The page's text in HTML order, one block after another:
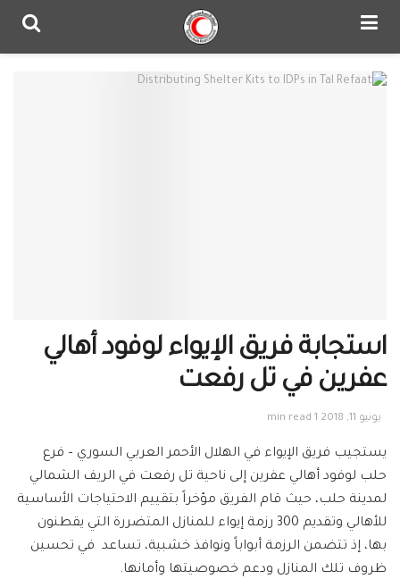
استجابة فريق الإيواء لوفود أهالي
عفرين في تل رفعت
يونيو 11, 2018 1 min read
يستجيب فريق الإيواء في الهلال الأحمر العربي السوري – فرع
حلب لوفود أهالي عفرين إلى ناحية تل رفعت في الريف الشمالي
لمدينة حلب، حيث قام الفريق مؤخراً بتقييم الاحتياجات الأساسية
للأهالي وتقديم 300 رزمة إيواء للمنازل المتضررة التي يقطنون
بها، إذ تتضمن الرزمة أبواباً ونوافذ خشبية، تساعد في تحسين
ظروف تلك المنازل ودعم خصوصيتها وأمانها.